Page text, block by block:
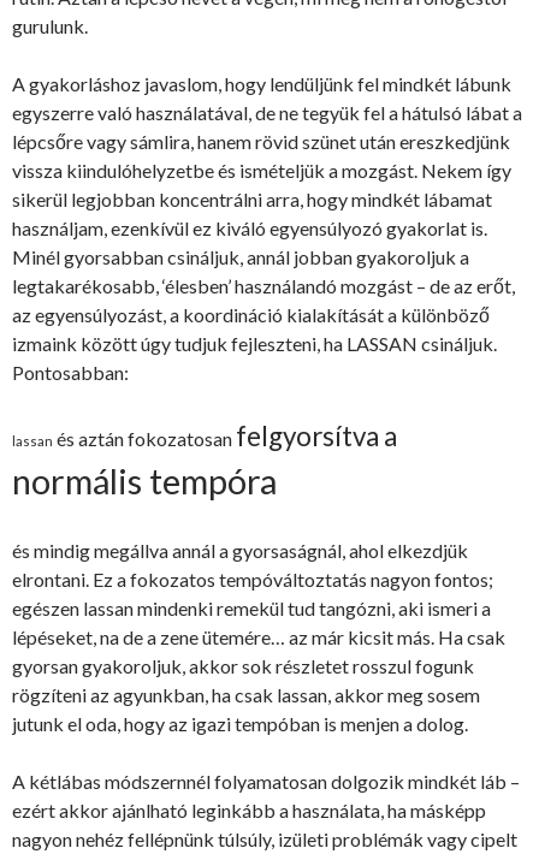
gurulunk.
A gyakorláshoz javaslom, hogy lendüljünk fel mindkét lábunk
egyszerre való használatával, de ne tegyük fel a hátulsó lábat a
lépcsőre vagy sámlira, hanem rövid szünet után ereszkedjünk
vissza kiindulóhelyzetbe és ismételjük a mozgást. Nekem így
sikerül legjobban koncentrálni arra, hogy mindkét lábamat
használjam, ezenkívül ez kiváló egyensúlyozó gyakorlat is.
Minél gyorsabban csináljuk, annál jobban gyakoroljuk a
legtakarékosabb, ‘élesben’ használandó mozgást – de az erőt,
az egyensúlyozást, a koordináció kialakítását a különböző
izmaink között úgy tudjuk fejleszteni, ha LASSAN csináljuk.
Pontosabban:
lassan és aztán fokozatosan felgyorsítva a
normális tempóra
és mindig megállva annál a gyorsaságnál, ahol elkezdjük
elrontani. Ez a fokozatos tempóváltoztatás nagyon fontos;
egészen lassan mindenki remekül tud tangózni, aki ismeri a
lépéseket, na de a zene ütemére… az már kicsit más. Ha csak
gyorsan gyakoroljuk, akkor sok részletet rosszul fogunk
rögzíteni az agyunkban, ha csak lassan, akkor meg sosem
jutunk el oda, hogy az igazi tempóban is menjen a dolog.
A kétlábas módszernnél folyamatosan dolgozik mindkét láb –
ezért akkor ajánlható leginkább a használata, ha másképp
nagyon nehéz fellépnünk túlsúly, izületi problémák vagy cipelt